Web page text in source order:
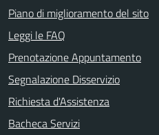
Piano di miglioramento del sito
Leggi le FAQ
Prenotazione Appuntamento
Segnalazione Disservizio
Richiesta d'Assistenza
Bacheca Servizi